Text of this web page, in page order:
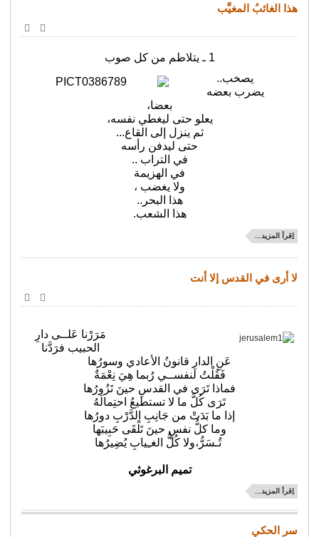
هذا الغائبُ المغيَّب
طباعة
البريد
1 ـ يتلاطم من كل صوب
يصخب..
يضرب بعضه
بعضا،
يعلو حتى ليغطي نفسه،
ثم ينزل إلى القاع...
حتى ليدفن رأسه
في التراب ..
في الهزيمة
ولا يغضب ،
هذا البحر..
هذا الشعب.
اِقرأ المزيد...
لا أرى في القدس إلا أنت
طباعة
البريد
مَرَرْنا عَلــى دارِ
الحبيب فرَدَّنا
عَنِ الدارِ قانونُ الأعادي وسورُها
فَقُلْتُ لنفســي رُبما هِيَ نِعْمَةٌ
فماذا تَرَى في القدسِ حينَ تَزُورُها
تَرَى كُلَّ ما لا تستطيعُ احتِمالَهُ
إذا ما بَدَتْ من جَانِبِ الدَّرْبِ دورُها
وما كلُّ نفسٍ حينَ تَلْقَى حَبِيبَها
تُـسَرُّ،ولا كُلُّ الغـِيابِ يُضِيرُها
تميم البرغوثي
اِقرأ المزيد...
سر الحكي